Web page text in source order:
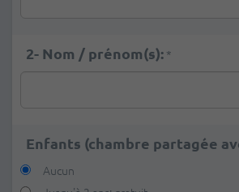
2- Nom / prénom(s): *
Enfants (chambre partagée
Aucun